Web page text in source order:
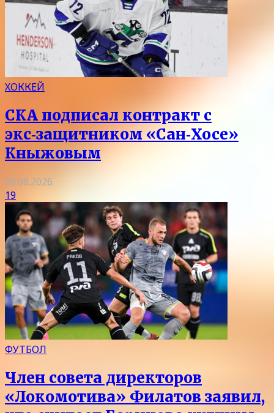
ХОККЕЙ
СКА подписал контракт с
экс‑защитником «Сан‑Хосе»
Кныжовым
08.08.2026
19
ФУТБОЛ
Член совета директоров
«Локомотива» Филатов заявил,